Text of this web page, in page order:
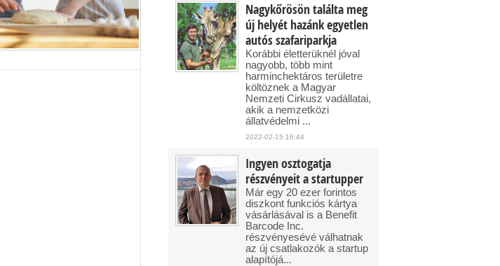
Nagykőrösön találta meg
új helyét hazánk egyetlen
autós szafariparkja
Korábbi életterüknél jóval
nagyobb, több mint
harminchektáros területre
költöznek a Magyar
Nemzeti Cirkusz vadállatai,
akik a nemzetközi
állatvédelmi ...
2022-02-15 16:44
Ingyen osztogatja
részvényeit a startupper
Már egy 20 ezer forintos
diszkont funkciós kártya
vásárlásával is a Benefit
Barcode Inc.
részvényesévé válhatnak
az új csatlakozók a startup
alapítójá...